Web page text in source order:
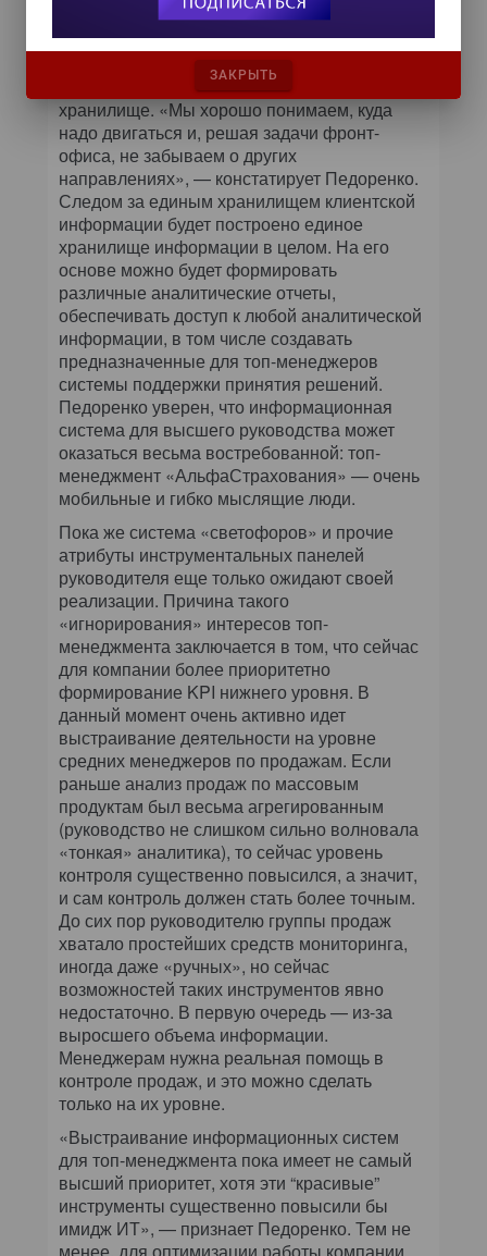
показателей эффективности (Key
Performance Indicators, KPI) существует, но
пока не автоматизирована. Основой для нее
должно стать единое корпоративное
хранилище. «Мы хорошо понимаем, куда
надо двигаться и, решая задачи фронт-
офиса, не забываем о других
направлениях», — констатирует Педоренко.
Следом за единым хранилищем клиентской
информации будет построено единое
хранилище информации в целом. На его
основе можно будет формировать
различные аналитические отчеты,
обеспечивать доступ к любой аналитической
информации, в том числе создавать
предназначенные для топ-менеджеров
системы поддержки принятия решений.
Педоренко уверен, что информационная
система для высшего руководства может
оказаться весьма востребованной: топ-
менеджмент «АльфаСтрахования» — очень
мобильные и гибко мыслящие люди.
Пока же система «светофоров» и прочие
атрибуты инструментальных панелей
руководителя еще только ожидают своей
реализации. Причина такого
«игнорирования» интересов топ-
менеджмента заключается в том, что сейчас
для компании более приоритетно
формирование KPI нижнего уровня. В
данный момент очень активно идет
выстраивание деятельности на уровне
средних менеджеров по продажам. Если
раньше анализ продаж по массовым
продуктам был весьма агрегированным
(руководство не слишком сильно волновала
«тонкая» аналитика), то сейчас уровень
контроля существенно повысился, а значит,
и сам контроль должен стать более точным.
До сих пор руководителю группы продаж
хватало простейших средств мониторинга,
иногда даже «ручных», но сейчас
возможностей таких инструментов явно
недостаточно. В первую очередь — из-за
выросшего объема информации.
Менеджерам нужна реальная помощь в
контроле продаж, и это можно сделать
только на их уровне.
«Выстраивание информационных систем
для топ-менеджмента пока имеет не самый
высший приоритет, хотя эти “красивые”
инструменты существенно повысили бы
имидж ИТ», — признает Педоренко. Тем не
ЗАКРЫТЬ